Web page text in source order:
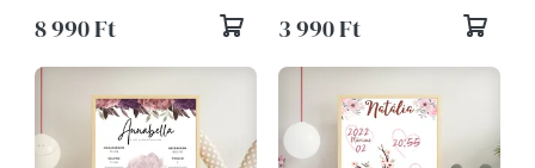
8 990 Ft 3 990 Ft